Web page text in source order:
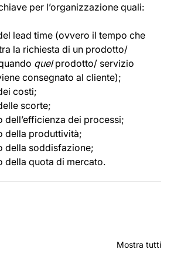
per l’organizzazione quali:
lead time (ovvero il tempo che
la richiesta di un prodotto/
quel prodotto/ servizio
consegnato al cliente);
costi;
scorte;
dell’efficienza dei processi;
della produttività;
della soddisfazione;
della quota di mercato.
Mostra tutti